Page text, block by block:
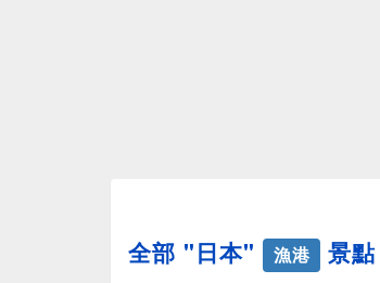
全部 "日本" 漁港 景點